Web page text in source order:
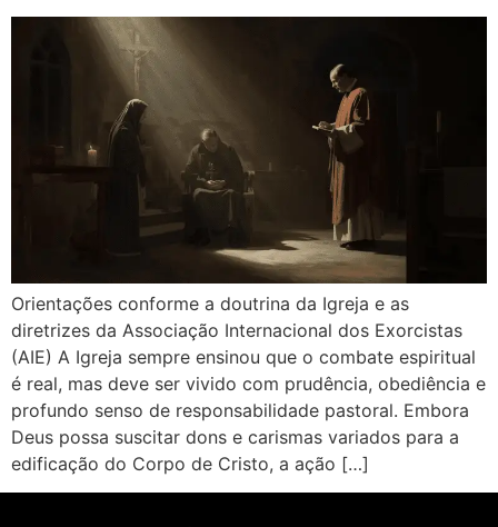
Orientações conforme a doutrina da Igreja e as
diretrizes da Associação Internacional dos Exorcistas
(AIE) A Igreja sempre ensinou que o combate espiritual
é real, mas deve ser vivido com prudência, obediência e
profundo senso de responsabilidade pastoral. Embora
Deus possa suscitar dons e carismas variados para a
edificação do Corpo de Cristo, a ação […]